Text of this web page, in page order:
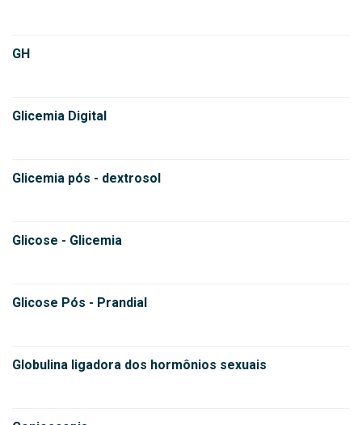
GH
Glicemia Digital
Glicemia pós - dextrosol
Glicose - Glicemia
Glicose Pós - Prandial
Globulina ligadora dos hormônios sexuais